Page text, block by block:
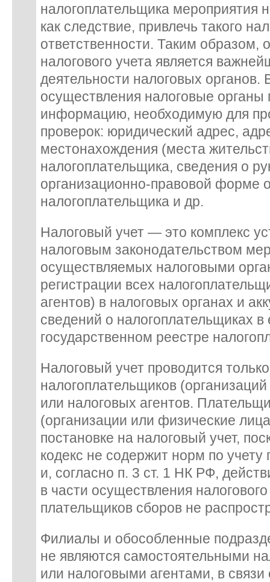
налогоплательщика мероприятия
как следствие, привлечь такого
ответственности. Таким образом,
налогового учета является
деятельности налоговых органов.
осуществления налоговые органы
информацию, необходимую для
проверок: юридический адрес,
местонахождения (места
налогоплательщика, сведения о
организационно-правовой форме
налогоплательщика и др.
Налоговый учет — это комплекс
налоговым законодательством
осуществляемых налоговыми
регистрации всех
агентов) в налоговых органах и
сведений о налогоплательщиках
государственном реестре
Налоговый учет проводится
налогоплательщиков
или налоговых агентов.
(организации или физические
постановке на налоговый учет,
кодекс не содержит норм по
и, согласно п. 3 ст. 1 НК РФ,
в части осуществления
плательщиков сборов не
Филиалы и обособленные
не являются самостоятельными
или налоговыми агентами, в